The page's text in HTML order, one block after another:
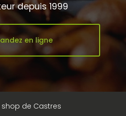
depuis 1999
en ligne
shop de Castres